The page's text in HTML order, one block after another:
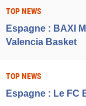
TOP NEWS
Espagne : BAXI
Valencia Basket
TOP NEWS
Espagne : Le FC